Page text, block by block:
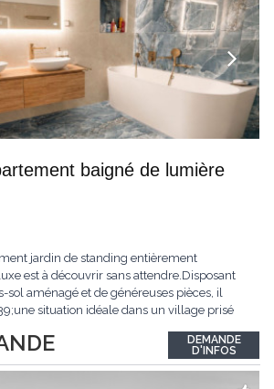
baigné de lumière
jardin de standing entièrement
est à découvrir sans attendre.Disposant
sol aménagé et de généreuses pièces, il
situation idéale dans un village prisé
tout au long de la journée.Points
...
DEMANDE
D'INFOS